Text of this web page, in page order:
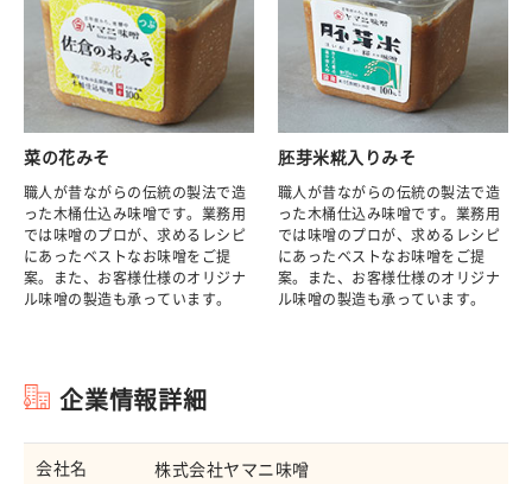
菜の花みそ
職人が昔ながらの伝統の製法で造
った木桶仕込み味噌です。業務用
では味噌のプロが、求めるレシピ
にあったベストなお味噌をご提
案。また、お客様仕様のオリジナ
ル味噌の製造も承っています。
胚芽米糀入りみそ
職人が昔ながらの伝統の製法で造
った木桶仕込み味噌です。業務用
では味噌のプロが、求めるレシピ
にあったベストなお味噌をご提
案。また、お客様仕様のオリジナ
ル味噌の製造も承っています。
企業情報詳細
会社名 株式会社ヤマニ味噌